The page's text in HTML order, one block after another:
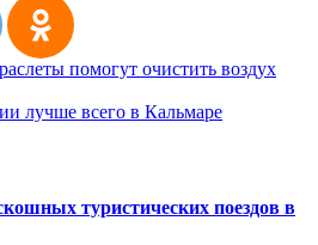
помогут очистить воздух
лучше всего в Кальмаре
туристических поездов в